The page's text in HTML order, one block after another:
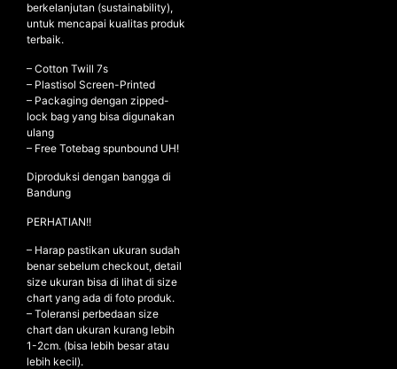
NEW ARRIVALS
SHOP
COLLECTIONS
COLLABORATION
SALE
RADIO
YOUTUBE
ABOUT
MY ACCOUNT
FAQ
TERMS AND CONDITIONS
berkelanjutan (sustainability),
untuk mencapai kualitas produk
terbaik.
– ⁠Cotton Twill 7s
– ⁠Plastisol Screen-Printed
– ⁠Packaging dengan zipped-
lock bag yang bisa digunakan
ulang
– Free Totebag spunbound UH!
Diproduksi dengan bangga di
Bandung
PERHATIAN!!
– Harap pastikan ukuran sudah
benar sebelum checkout, detail
size ukuran bisa di lihat di size
chart yang ada di foto produk.
– Toleransi perbedaan size
chart dan ukuran kurang lebih
1-2cm. (bisa lebih besar atau
lebih kecil).